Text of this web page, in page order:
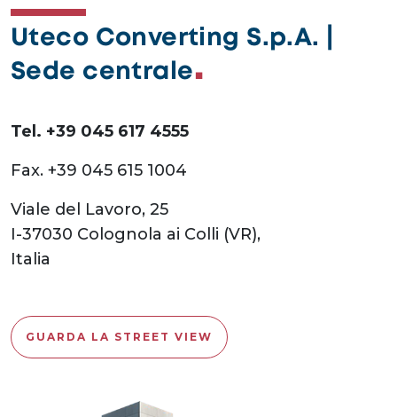
Uteco Converting S.p.A. |
Sede centrale
Tel. +39 045 617 4555
Fax. +39 045 615 1004
Viale del Lavoro, 25
I-37030 Colognola ai Colli (VR),
Italia
GUARDA LA STREET VIEW